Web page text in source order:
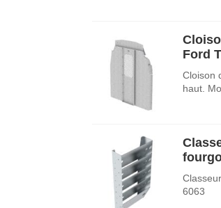
Ford
Cloison
haut.
6063